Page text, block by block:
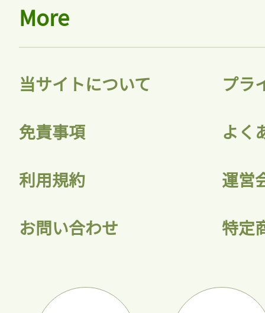
More
当サイトについて プラ
免責事項 よく
利用規約 運営
お問い合わせ 特定